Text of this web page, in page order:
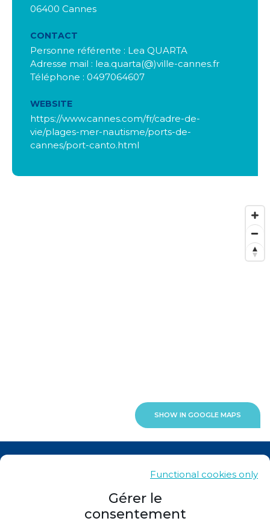
Gérer le
consentement
Functional cookies only
06400 Cannes
CONTACT
Personne référente : Lea QUARTA
Adresse mail : lea.quarta(@)ville-cannes.fr
Téléphone : 0497064607
WEBSITE
https://www.cannes.com/fr/cadre-de-
vie/plages-mer-nautisme/ports-de-
cannes/port-canto.html
SHOW IN GOOGLE MAPS